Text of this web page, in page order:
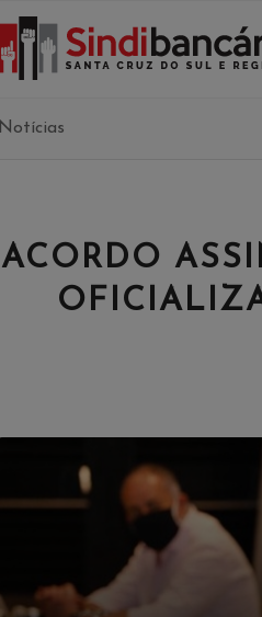
Notícias
ACORDO